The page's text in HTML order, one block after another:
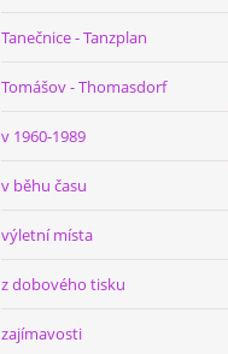
Tanečnice - Tanzplan
Tomášov - Thomasdorf
v 1960-1989
v běhu času
výletní místa
z dobového tisku
zajímavosti